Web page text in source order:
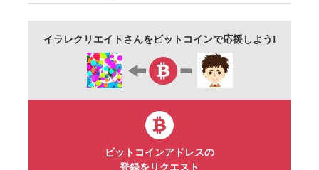
イラレクリエイトさんをビットコインで応援しよう!
ビットコインアドレスの
登録をリクエスト